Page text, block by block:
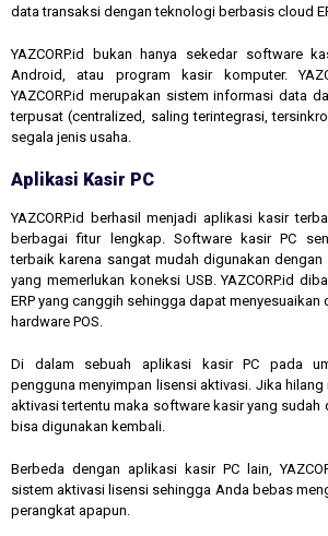
data transaksi dengan teknologi berbasis cloud
YAZCORP.id bukan hanya sekedar software
Android, atau program kasir komputer.
YAZCORP.id merupakan sistem informasi data
terpusat (centralized, saling terintegrasi,
segala jenis usaha.
Aplikasi Kasir PC
YAZCORP.id berhasil menjadi aplikasi kasir
berbagai fitur lengkap. Software kasir PC
terbaik karena sangat mudah digunakan dengan
yang memerlukan koneksi USB. YAZCORP.id
ERP yang canggih sehingga dapat menyesuaikan
hardware POS.
Di dalam sebuah aplikasi kasir PC pada
pengguna menyimpan lisensi aktivasi. Jika
aktivasi tertentu maka software kasir yang sudah
bisa digunakan kembali.
Berbeda dengan aplikasi kasir PC lain,
sistem aktivasi lisensi sehingga Anda bebas
perangkat apapun.